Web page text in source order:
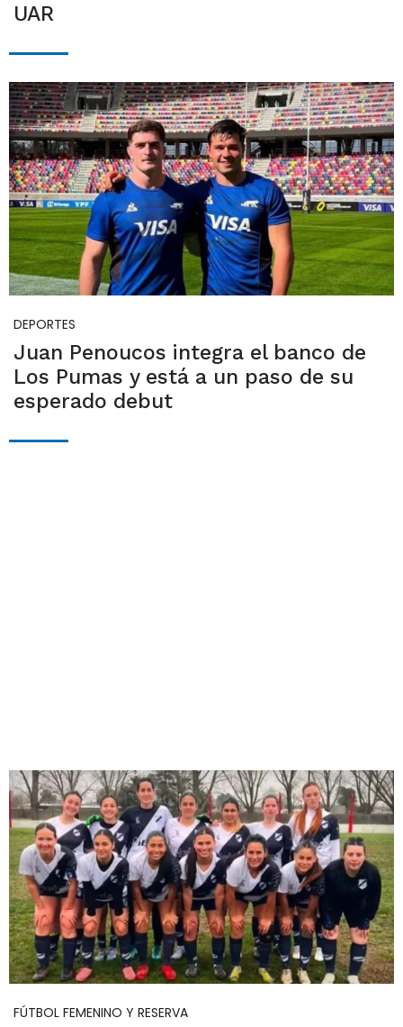
UAR
DEPORTES
Juan Penoucos integra el banco de
Los Pumas y está a un paso de su
esperado debut
FÚTBOL FEMENINO Y RESERVA